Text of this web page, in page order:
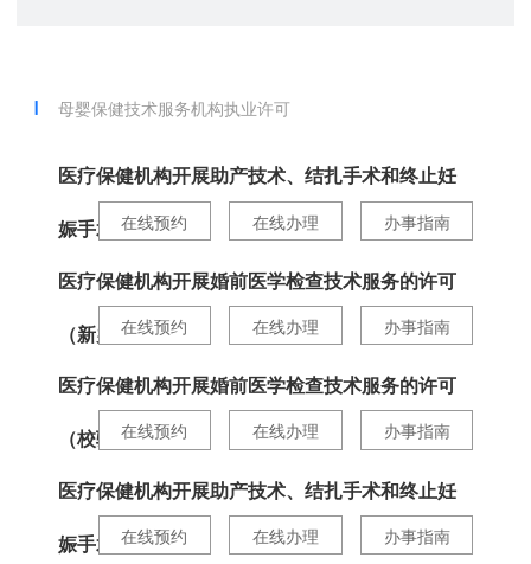
母婴保健技术服务机构执业许可
医疗保健机构开展助产技术、结扎手术和终止妊
娠手术技... 办事指南
在线办理
在线预约
医疗保健机构开展婚前医学检查技术服务的许可
（新办） 办事指南
在线办理
在线预约
医疗保健机构开展婚前医学检查技术服务的许可
（校验） 办事指南
在线办理
在线预约
医疗保健机构开展助产技术、结扎手术和终止妊
娠手术技... 办事指南
在线办理
在线预约